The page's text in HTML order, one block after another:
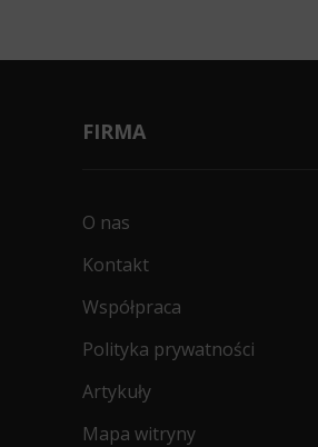
FIRMA
O nas
Kontakt
Współpraca
Polityka prywatności
Artykuły
Mapa witryny